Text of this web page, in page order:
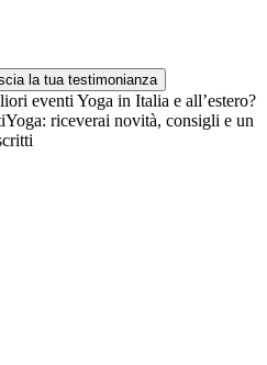
la tua testimonianza
eventi Yoga in Italia e all’estero?
riceverai novità, consigli e un